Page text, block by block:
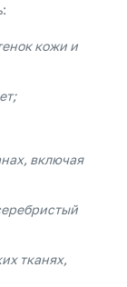
кожи и
включая
тканях,